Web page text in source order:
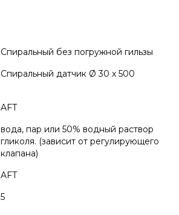
Спиральный без погружной гильзы
Спиральный датчик Ø 30 x 500
AFT
вода, пар или 50% водный раствор
гликоля. (зависит от регулирующего
клапана)
AFT
5